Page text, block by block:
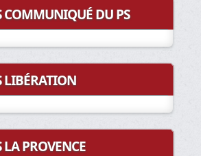
COMMUNIQUÉ DU PS
LIBÉRATION
LA PROVENCE